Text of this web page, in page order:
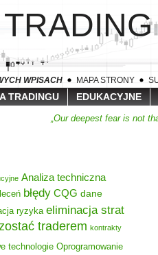
WPISACH MAPA STRONY
TRADINGU EDUKACYJNE
„Our deepest fear is not
Analiza techniczna
błędy CQG dane
ryzyka eliminacja strat
traderem kontrakty
technologie Oprogramowanie